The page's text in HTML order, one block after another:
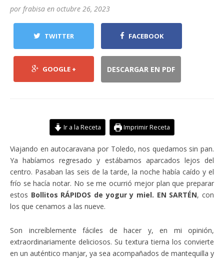
por frabisa en octubre 26, 2023
TWITTER FACEBOOK
GOOGLE + DESCARGAR EN PDF
Ir a la Receta Imprimir Receta
Viajando en autocaravana por Toledo, nos quedamos sin pan.
Ya habíamos regresado y estábamos aparcados lejos del
centro. Pasaban las seis de la tarde, la noche había caído y el
frío se hacía notar. No se me ocurrió mejor plan que preparar
estos Bollitos RÁPIDOS de yogur y miel. EN SARTÉN, con
los que cenamos a las nueve.
Son increíblemente fáciles de hacer y, en mi opinión,
extraordinariamente deliciosos. Su textura tierna los convierte
en un auténtico manjar, ya sea acompañados de mantequilla y